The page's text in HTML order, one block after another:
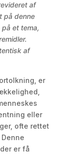
af
på denne
et tema,
af
er
eller
ofte rettet
er få